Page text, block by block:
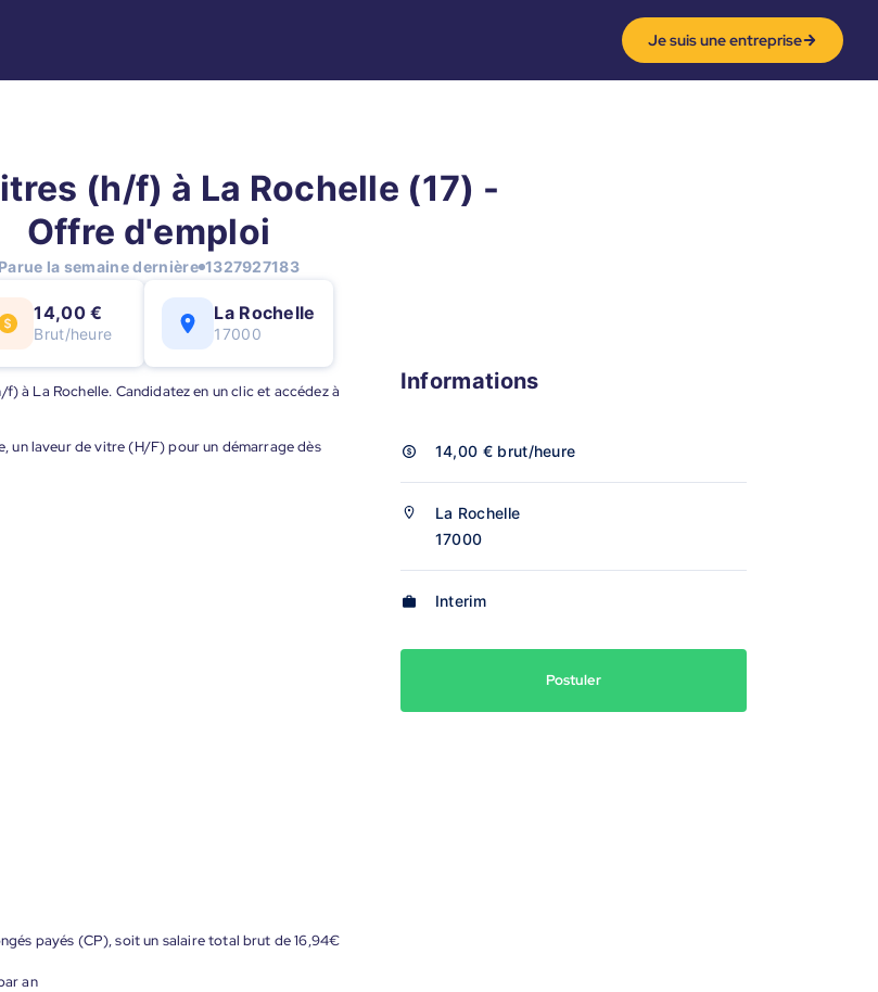
Je suis une entreprise
(h/f) à La Rochelle (17) -
Offre d'emploi
Parue la semaine dernière 1327927183
14,00 €
Brut/heure
La Rochelle
17000
à La Rochelle. Candidatez en un clic et accédez à
un laveur de vitre (H/F) pour un démarrage dès
payés (CP), soit un salaire total brut de 16,94€
an
Informations
14,00 € brut/heure
La Rochelle
17000
Interim
Postuler